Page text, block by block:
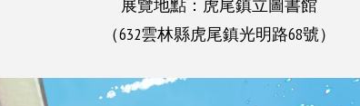
展覽地點：虎尾鎮立圖書館
（632雲林縣虎尾鎮光明路68號）